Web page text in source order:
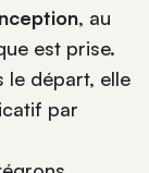
, au
est prise.
le départ, elle
par